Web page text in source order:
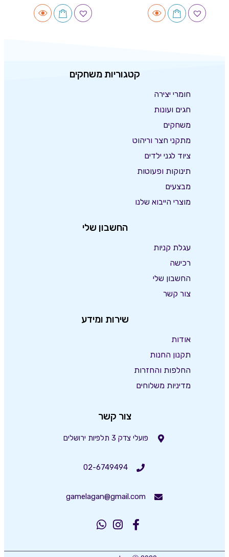
קטגוריות משחקים
חומרי יצירה
חגים ועונות
משחקים
מתקני חצר וריהוט
ציוד לגני ילדים
תינוקות ופעוטות
מבצעים
מוצרי הייבוא שלנו
החשבון שלי
עגלת קניות
רכישה
החשבון שלי
צור קשר
שירות ומידע
אודות
תקנון החנות
החלפות והחזרות
מדיניות משלוחים
צור קשר
פועלי צדק 3 תלפיות ירושלים
02-6749494
gamelagan@gmail.com